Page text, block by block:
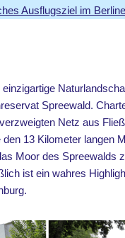
Ausflugsziel im
Spreewald.
Netz aus
13 Kilometer langen
Moor des Spreewalds
ist ein wahres